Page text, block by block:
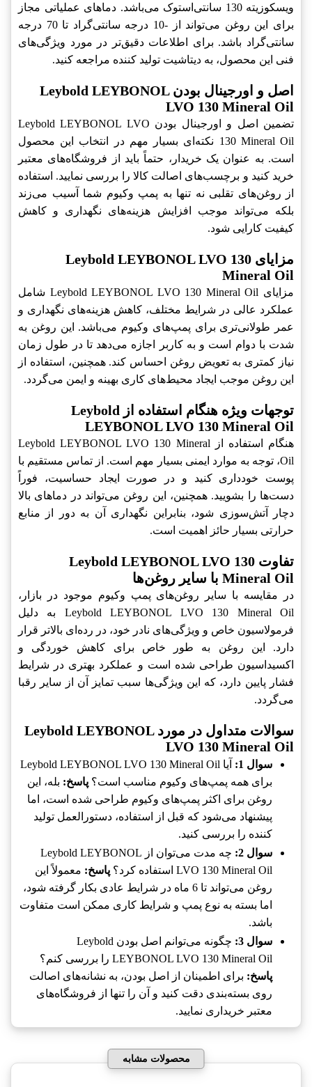
ویسکوزیته 130 سانتی‌استوک می‌باشد. دماهای عملیاتی مجاز
برای این روغن می‌تواند از -10 درجه سانتی‌گراد تا 70 درجه
سانتی‌گراد باشد. برای اطلاعات دقیق‌تر در مورد ویژگی‌های
فنی این محصول، به دیتاشیت تولید کننده مراجعه کنید.
اصل و اورجینال بودن Leybold LEYBONOL
LVO 130 Mineral Oil
تضمین اصل و اورجینال بودن Leybold LEYBONOL LVO
130 Mineral Oil نکته‌ای بسیار مهم در انتخاب این محصول
است. به عنوان یک خریدار، حتماً باید از فروشگاه‌های معتبر
خرید کنید و برچسب‌های اصالت کالا را بررسی نمایید. استفاده
از روغن‌های تقلبی نه تنها به پمپ وکیوم شما آسیب می‌زند
بلکه می‌تواند موجب افزایش هزینه‌های نگهداری و کاهش
کیفیت کارایی شود.
مزایای Leybold LEYBONOL LVO 130
Mineral Oil
مزایای Leybold LEYBONOL LVO 130 Mineral Oil شامل
عملکرد عالی در شرایط مختلف، کاهش هزینه‌های نگهداری و
عمر طولانی‌تری برای پمپ‌های وکیوم می‌باشد. این روغن به
شدت با دوام است و به کاربر اجازه می‌دهد تا در طول زمان
نیاز کمتری به تعویض روغن احساس کند. همچنین، استفاده از
این روغن موجب ایجاد محیط‌های کاری بهینه و ایمن می‌گردد.
توجهات ویژه هنگام استفاده از Leybold
LEYBONOL LVO 130 Mineral Oil
هنگام استفاده از Leybold LEYBONOL LVO 130 Mineral
Oil، توجه به موارد ایمنی بسیار مهم است. از تماس مستقیم با
پوست خودداری کنید و در صورت ایجاد حساسیت، فوراً
دست‌ها را بشویید. همچنین، این روغن می‌تواند در دماهای بالا
دچار آتش‌سوزی شود، بنابراین نگهداری آن به دور از منابع
حرارتی بسیار حائز اهمیت است.
تفاوت Leybold LEYBONOL LVO 130
Mineral Oil با سایر روغن‌ها
در مقایسه با سایر روغن‌های پمپ وکیوم موجود در بازار،
Leybold LEYBONOL LVO 130 Mineral Oil به دلیل
فرمولاسیون خاص و ویژگی‌های نادر خود، در رده‌ای بالاتر قرار
دارد. این روغن به طور خاص برای کاهش خوردگی و
اکسیداسیون طراحی شده است و عملکرد بهتری در شرایط
فشار پایین دارد، که این ویژگی‌ها سبب تمایز آن از سایر رقبا
می‌گردد.
سوالات متداول در مورد Leybold LEYBONOL
LVO 130 Mineral Oil
سوال 1:
آیا Leybold LEYBONOL LVO 130 Mineral Oil
برای همه پمپ‌های وکیوم مناسب است؟ پاسخ: بله، این
روغن برای اکثر پمپ‌های وکیوم طراحی شده است، اما
پیشنهاد می‌شود که قبل از استفاده، دستورالعمل تولید
کننده را بررسی کنید.
سوال 2:
چه مدت می‌توان از Leybold LEYBONOL
LVO 130 Mineral Oil استفاده کرد؟
پاسخ: معمولاً این
روغن می‌تواند تا 6 ماه در شرایط عادی بکار گرفته شود،
اما بسته به نوع پمپ و شرایط کاری ممکن است متفاوت
باشد.
سوال 3:
چگونه می‌توانم اصل بودن Leybold
LEYBONOL LVO 130 Mineral Oil را بررسی کنم؟
پاسخ: برای اطمینان از اصل بودن، به نشانه‌های اصالت
روی بسته‌بندی دقت کنید و آن را تنها از فروشگاه‌های
معتبر خریداری نمایید.
محصولات مشابه